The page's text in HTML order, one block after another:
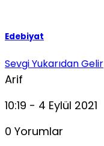
Edebiyat
Sevgi Yukarıdan Gelir
Arif
10:19 - 4 Eylül 2021
0 Yorumlar